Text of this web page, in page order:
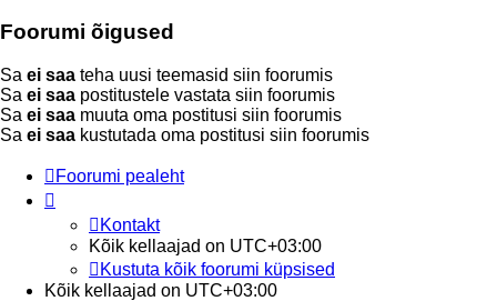
Foorumi õigused
Sa ei saa teha uusi teemasid siin foorumis
Sa ei saa postitustele vastata siin foorumis
Sa ei saa muuta oma postitusi siin foorumis
Sa ei saa kustutada oma postitusi siin foorumis
Foorumi pealeht
Kontakt
Kõik kellaajad on UTC+03:00
Kustuta kõik foorumi küpsised
Kõik kellaajad on UTC+03:00